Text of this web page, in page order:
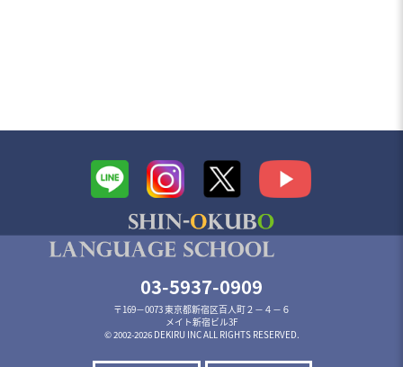
03-5937-0909
〒169－0073 東京都新宿区百人町２－４－６
メイト新宿ビル3F
© 2002-2026 DEKIRU INC ALL RIGHTS RESERVED.